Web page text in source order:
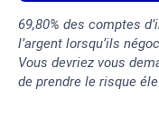
69,80% des comptes
l’argent lorsqu’ils
Vous devriez vous
de prendre le risque